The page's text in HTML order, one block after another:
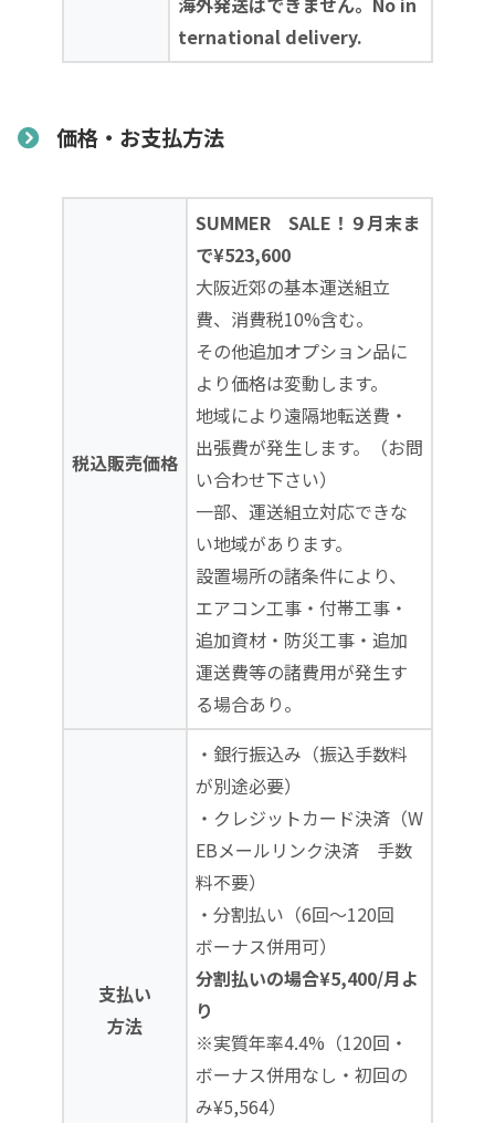
ternational delivery.
価格・お支払方法
税込販売価格
SUMMER SALE！９月末ま
で¥523,600
大阪近郊の基本運送組立
費、消費税10%含む。
その他追加オプション品に
より価格は変動します。
地域により遠隔地転送費・
出張費が発生します。（お問
い合わせ下さい）
一部、運送組立対応できな
い地域があります。
設置場所の諸条件により、
エアコン工事・付帯工事・
追加資材・防災工事・追加
運送費等の諸費用が発生す
る場合あり。
支払い
方法
・銀行振込み（振込手数料
が別途必要）
・クレジットカード決済（W
EBメールリンク決済 手数
料不要）
・分割払い（6回～120回
ボーナス併用可）
分割払いの場合¥5,400/月よ
り
※実質年率4.4%（120回・
ボーナス併用なし・初回の
み¥5,564）